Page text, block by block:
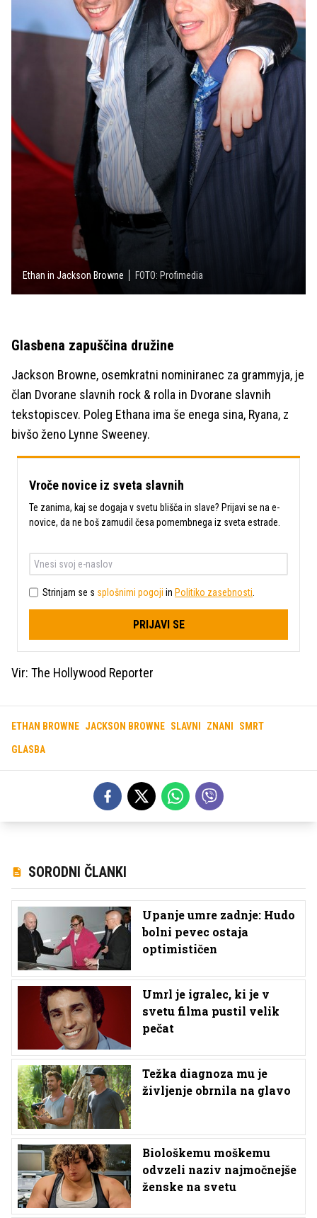
Ethan in Jackson Browne FOTO: Profimedia
Glasbena zapuščina družine
Jackson Browne, osemkratni nominiranec za grammyja, je
član Dvorane slavnih rock & rolla in Dvorane slavnih
tekstopiscev. Poleg Ethana ima še enega sina, Ryana, z
bivšo ženo Lynne Sweeney.
Vroče novice iz sveta slavnih
Te zanima, kaj se dogaja v svetu blišča in slave? Prijavi se na e-
novice, da ne boš zamudil česa pomembnega iz sveta estrade.
Strinjam se s splošnimi pogoji in Politiko zasebnosti
PRIJAVI SE
Vir: The Hollywood Reporter
ETHAN BROWNE JACKSON BROWNE SLAVNI ZNANI SMRT
GLASBA
SORODNI ČLANKI
Upanje umre zadnje: Hudo
bolni pevec ostaja
optimističen
Umrl je igralec, ki je v
svetu filma pustil velik
pečat
Težka diagnoza mu je
življenje obrnila na glavo
Biološkemu moškemu
odvzeli naziv najmočnejše
ženske na svetu